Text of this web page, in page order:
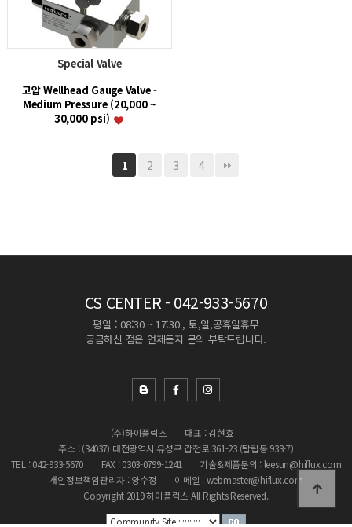
Special Valve
고압 Wellhead Gauge Valve -
Medium Pressure (20,000 ~
30,000 psi)
1 2 3 4
CS CENTER - 042-933-5670
평일 : 08:30 ~ 17:30 , 토,일,공휴일휴무
궁금하신 점은 언제든지 문의 부탁드립니다.
(주)하이플럭스
대표 : 김현효
주소 : (34037) 대전광역시 유성구 갑천로 361-23 (탑립동 933-7)
TEL : 042-933-5670
FAX : 0303-0799-1241
기술&제품문의 : leesun@hiflux.com
개인정보책임관리자 : 양수정
이메일 : webmaster@hiflux.com
Copyright 2019 하이플럭스 All Rights Reserved.